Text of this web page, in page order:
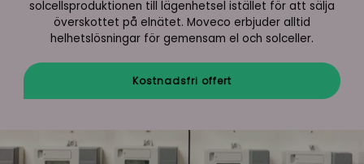
solcellsproduktionen till lägenhetsel istället för att sälja
överskottet på elnätet. Moveco erbjuder alltid
helhetslösningar för gemensam el och solceller.
Kostnadsfri offert